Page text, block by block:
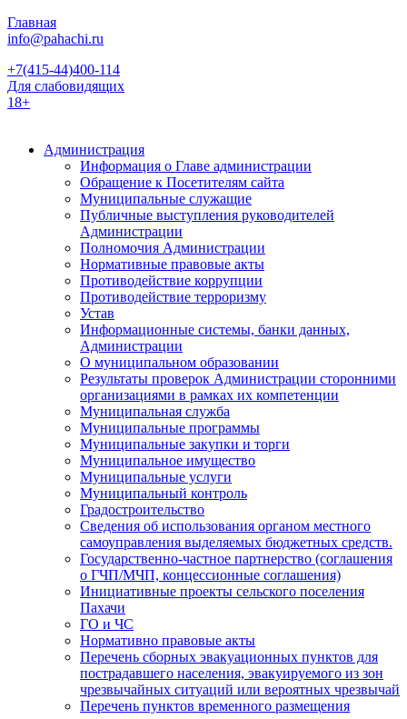
Главная
info@pahachi.ru
+7(415-44)400-114
Для слабовидящих
18+
Администрация
Информация о Главе администрации
Обращение к Посетителям сайта
Муниципальные служащие
Публичные выступления руководителей
Администрации
Полномочия Администрации
Нормативные правовые акты
Противодействие коррупции
Противодействие терроризму
Устав
Информационные системы, банки данных,
Администрации
О муниципальном образовании
Результаты проверок Администрации сторонними
организациями в рамках их компетенции
Муниципальная служба
Муниципальные программы
Муниципальные закупки и торги
Муниципальное имущество
Муниципальные услуги
Муниципальный контроль
Градостроительство
Сведения об использования органом местного
самоуправления выделяемых бюджетных средств.
Государственно-частное партнерство (соглашения
о ГЧП/МЧП, концессионные соглашения)
Инициативные проекты сельского поселения
Пахачи
ГО и ЧС
Нормативно правовые акты
Перечень сборных эвакуационных пунктов для
пострадавшего населения, эвакуируемого из зон
чрезвычайных ситуаций или вероятных чрезвычай
Перечень пунктов временного размещения